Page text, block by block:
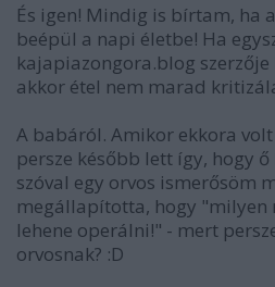
És igen! Mindig is bírtam, ha
beépül a napi életbe! Ha
kajapiazongora.blog szerzője
akkor étel nem marad
A babáról. Amikor ekkora
persze később lett így, hogy
szóval egy orvos ismerősöm
megállapította, hogy "milyen
lehene operálni!" - mert
orvosnak? :D